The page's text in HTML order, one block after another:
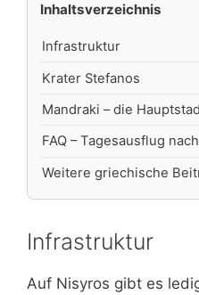
Inhaltsverzeichnis
Infrastruktur
Krater Stefanos
Mandraki – die
FAQ – Tagesausflug
Weitere griechische
Infrastruktur
Auf Nisyros gibt es